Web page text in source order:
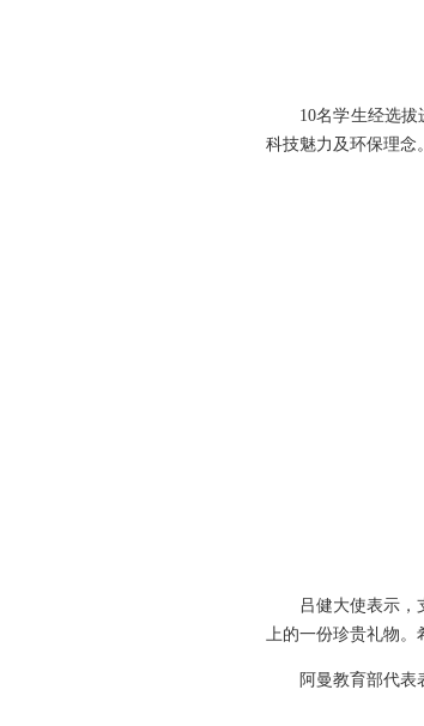
10名学生经选
科技魅力及环保理念。
吕健大使表示
上的一份珍贵礼物。
阿曼教育部代表